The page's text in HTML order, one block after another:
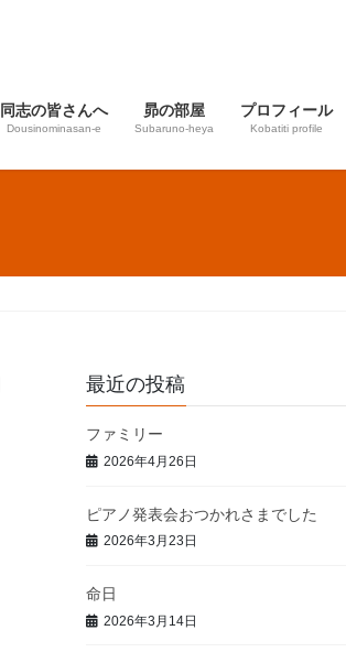
同志の皆さんへ
Dousinominasan-e
昴の部屋
Subaruno-heya
プロフィール
Kobatiti profile
最近の投稿
ファミリー
2026年4月26日
ピアノ発表会おつかれさまでした
2026年3月23日
命日
2026年3月14日